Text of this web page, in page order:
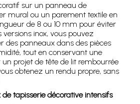
sur un panneau de
mural ou un parement textile en
de 8 ou 10 mm pour éviter
versions inox, vous pouvez
des panneaux dans des pièces
tout en conservant une
un projet de tête de lit rembourrée
obtenez un rendu propre, sans
tapisserie décorative intensifs